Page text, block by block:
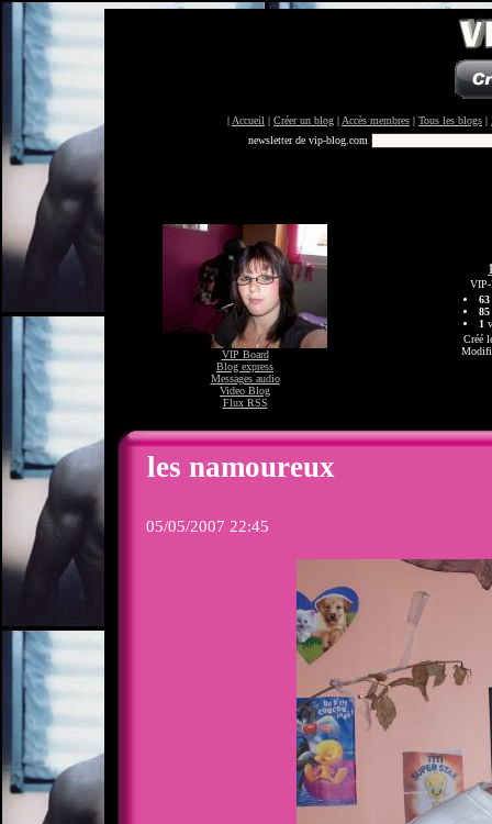
| Accueil | Créer un blog | Accès membres | Tous les blogs |
newsletter de vip-blog.com
VIP Board
Blog express
Messages audio
Video Blog
Flux RSS
VIP-
63
85
1
Créé
les namoureux
05/05/2007 22:45